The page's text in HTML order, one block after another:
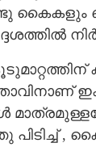
കൈകളും
,